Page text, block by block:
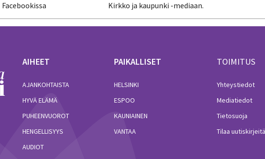
Facebookissa
Kirkko ja kaupunki -mediaan.
AIHEET
AJANKOHTAISTA
HYVÄ ELÄMÄ
PUHEENVUOROT
HENGELLISYYS
AUDIOT
PAIKALLISET
HELSINKI
ESPOO
KAUNIAINEN
VANTAA
TOIMITUS
Yhteystiedot
Mediatiedot
Tietosuoja
Tilaa uutiskirjeitä